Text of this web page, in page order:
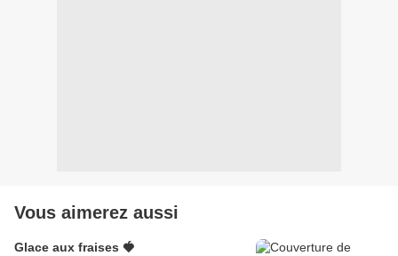
Vous aimerez aussi
Glace aux fraises 🍓